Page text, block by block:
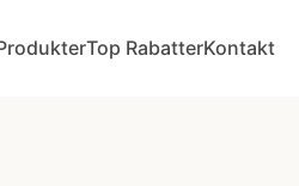
Top RabatterKontakt